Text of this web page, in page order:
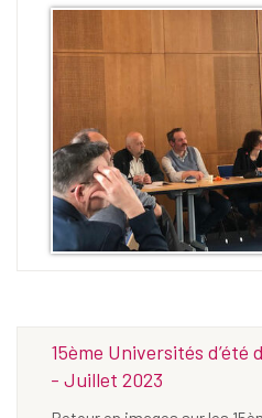
15ème Universités d’été
- Juillet 2023